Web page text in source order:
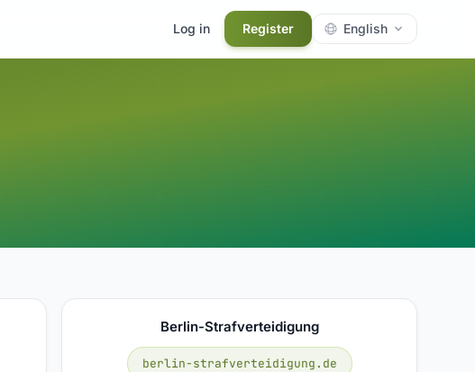
Log in Register English
Berlin-Strafverteidigung
berlin-strafverteidigung.de